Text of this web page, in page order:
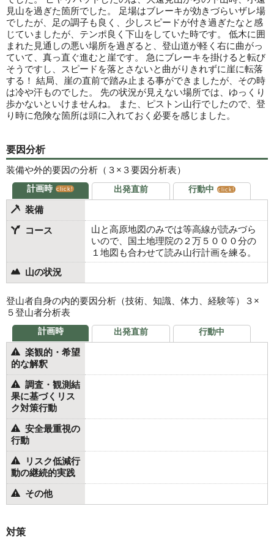
見山を過ぎた箇所でした。 足場はブレーキが効きづらいザレ場
でしたが、足の調子も良く、少しスピードが付き過ぎたなと感
じていましたが、テンポ良く下山をしていた時です。 低木に囲
まれた見通しの悪い場所を過ぎると、登山道が軽く右に曲がっ
ていて、真っ直ぐ進むと崖です。 急にブレーキを掛けると転び
そうですし、スピードを落とさないと曲がりきれずに崖に転落
する！ 結局、崖の直前で踏み止まる事ができましたが、その時
は冷や汗ものでした。 先の状況が見えない場所では、ゆっくり
歩かないといけませんね。 また、ピストン山行でしたので、登
り時に危険な箇所は頭に入れておく必要を感じました。
要因分析
装備や外的要因の分析（３×３要因分析表）
計画時 click! 出発直前 行動中 click!
装備
コース
山と高原地図のみでは等高線が読みづら
いので、国土地理院の２万５０００分の
１地図も合わせて読み山行計画を練る。
山の状況
登山者自身の内的要因分析（技術、知識、体力、経験等）３×
５登山者分析表
計画時 出発直前 行動中
楽観的・希望
的な解釈
調査・観測結
果に基づくリス
ク対策行動
安全最重視の
行動
リスク低減行
動の継続的実践
その他
対策